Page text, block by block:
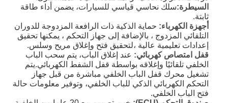
السيطرة:سلك نحاسي قياسي للسيارات، يضمن أداء طاقة
ثابتة.
أجهزة الكهرباء: حماية الذكية ذات الرافعة المزدوجة للدوران
التلقائي المزدوج ، بالإضافة إلى جهاز التحكم ، يمكنها تحقيق
إعدادات تعليمية عالية ،لتحقيق فتح وإغلاق مريح وسلس.
قفل امتصاص كهربائي: عند إغلاق الباب، يتم سحب الباب
الخلفي تلقائيًا وإغلاقه بواسطة قفل الشفط الكهربائي.يتم
تشغيل محرك قفل الباب الخلفي مباشرة من قبل جهاز
التحكم الكهربائي الذكي للباب الخلفي، وتوفير معلومات حالة
فتح الباب الخلفي.